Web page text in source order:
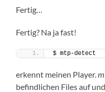
Fertig…
Fertig? Na ja fast!
$ mtp-detect
erkennt meinen Player.
befindlichen Files auf